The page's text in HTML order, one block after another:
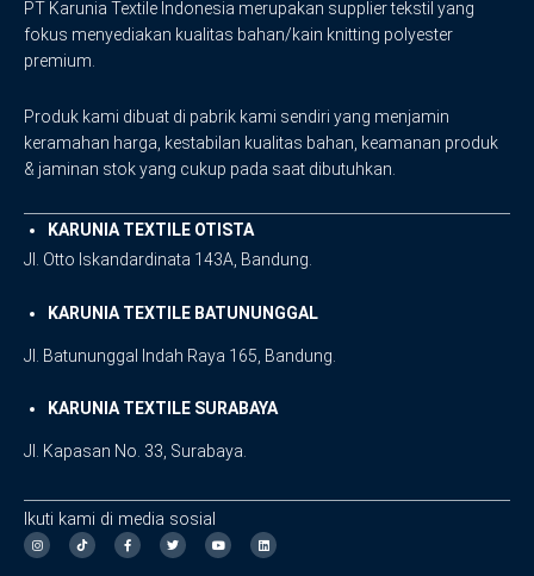
PT Karunia Textile Indonesia merupakan supplier tekstil yang
fokus menyediakan kualitas bahan/kain knitting polyester
premium.
Produk kami dibuat di pabrik kami sendiri yang menjamin
keramahan harga, kestabilan kualitas bahan, keamanan produk
& jaminan stok yang cukup pada saat dibutuhkan.
KARUNIA TEXTILE OTISTA
Jl. Otto Iskandardinata 143A, Bandung.
KARUNIA TEXTILE BATUNUNGGAL
Jl. Batununggal Indah Raya 165, Bandung.
KARUNIA TEXTILE SURABAYA
Jl. Kapasan No. 33, Surabaya.
Ikuti kami di media sosial